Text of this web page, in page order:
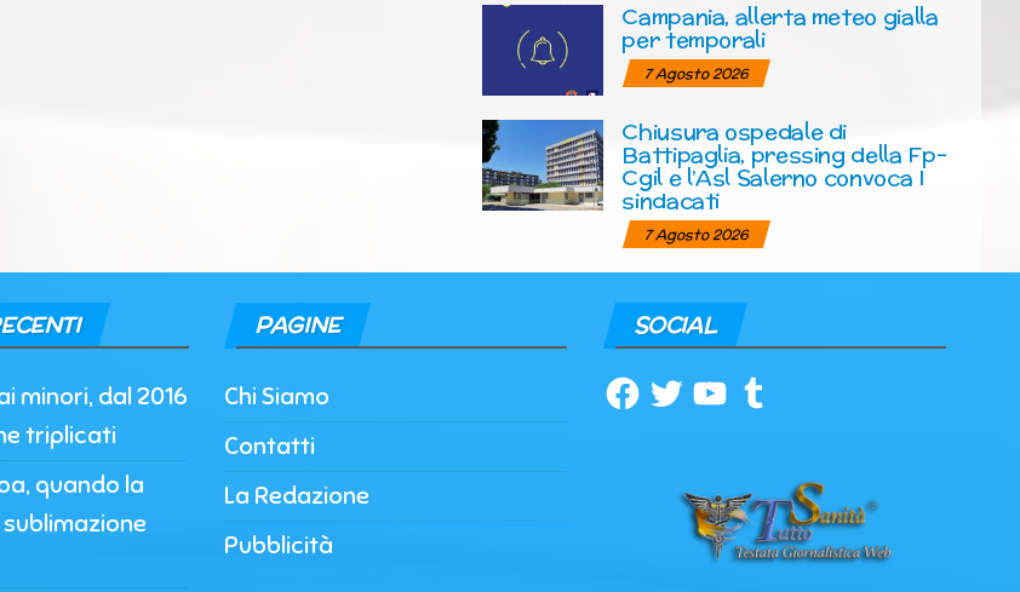
Campania, allerta meteo gialla
per temporali
7 Agosto 2026
Chiusura ospedale di
Battipaglia, pressing della Fp-
Cgil e l’Asl Salerno convoca I
sindacati
7 Agosto 2026
minori, dal 2016
triplicati
quando la
PAGINE
Chi Siamo
Contatti
La Redazione
Pubblicità
SOCIAL
Facebook
TwitterYouTubeTumblr